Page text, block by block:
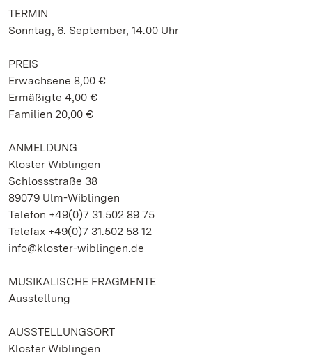
TERMIN
Sonntag, 6. September, 14.00 Uhr
PREIS
Erwachsene 8,00 €
Ermäßigte 4,00 €
Familien 20,00 €
ANMELDUNG
Kloster Wiblingen
Schlossstraße 38
89079 Ulm-Wiblingen
Telefon +49(0)7 31.502 89 75
Telefax +49(0)7 31.502 58 12
info@kloster-wiblingen.de
MUSIKALISCHE FRAGMENTE
Ausstellung
AUSSTELLUNGSORT
Kloster Wiblingen